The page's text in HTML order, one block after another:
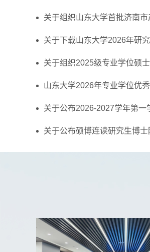
关于组织山东大学首批济南
关于下载山东大学2026年研
关于组织2025级专业学位硕
山东大学2026年专业学位优
关于公布2026-2027学年第一
关于公布硕博连读研究生博